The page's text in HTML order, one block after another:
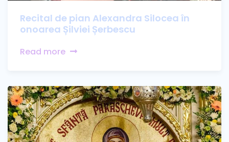
Recital de pian Alexandra Silocea în
onoarea Șilviei Șerbescu
Read more